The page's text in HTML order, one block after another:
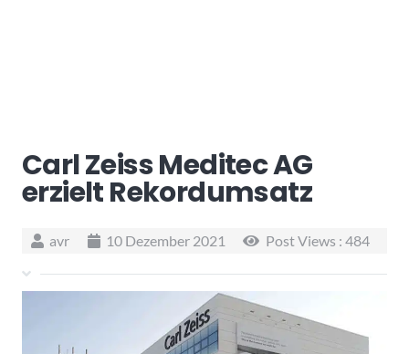
Carl Zeiss Meditec AG
erzielt Rekordumsatz
avr 10 Dezember 2021 Post Views : 484